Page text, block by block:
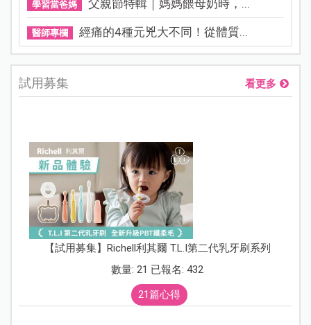
學習當爸媽 父親節特輯｜媽媽餵母奶時，...
醫師專欄 經痛的4種元兇大不同！從體質...
試用募集 看更多
【試用募集】Richell利其爾 T.L.I第二代乳牙刷系列
數量: 21 已報名: 432
21篇心得